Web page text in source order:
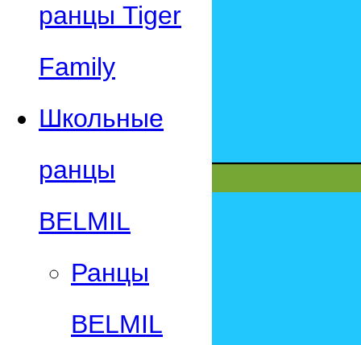
ранцы Tiger
Family
Школьные
ранцы
BELMIL
Ранцы
BELMIL